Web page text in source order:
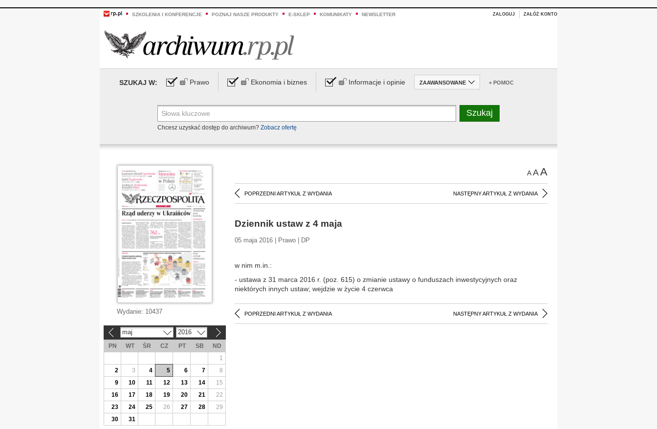
SZKOLENIA I KONFERENCJE POZNAJ NASZE PRODUKTY E-SKLEP KOMUNIKATY NEWSLETTER ZALOGUJ ZAŁÓŻ KONTO
SZUKAJ W: Prawo Ekonomia i biznes Informacje i opinie ZAAWANSOWANE + POMOC
Chcesz uzyskać dostęp do archiwum? Zobacz ofertę
AAA
POPRZEDNI ARTYKUŁ Z WYDANIA NASTĘPNY ARTYKUŁ Z WYDANIA
Dziennik ustaw z 4 maja
05 maja 2016 | Prawo | DP
w nim m.in.:
- ustawa z 31 marca 2016 r. (poz. 615) o zmianie ustawy o funduszach inwestycyjnych oraz
niektórych innych ustaw; wejdzie w życie 4 czerwca
POPRZEDNI ARTYKUŁ Z WYDANIA NASTĘPNY ARTYKUŁ Z WYDANIA
Wydanie: 10437
maj 2016
PN WT ŚR CZ PT SB
ND
1
2
3 4 5 6 7
8
9
10 11 12 13 14
15
16
17 18 19 20 21
22
23
24 25 26 27 28
29
30
31